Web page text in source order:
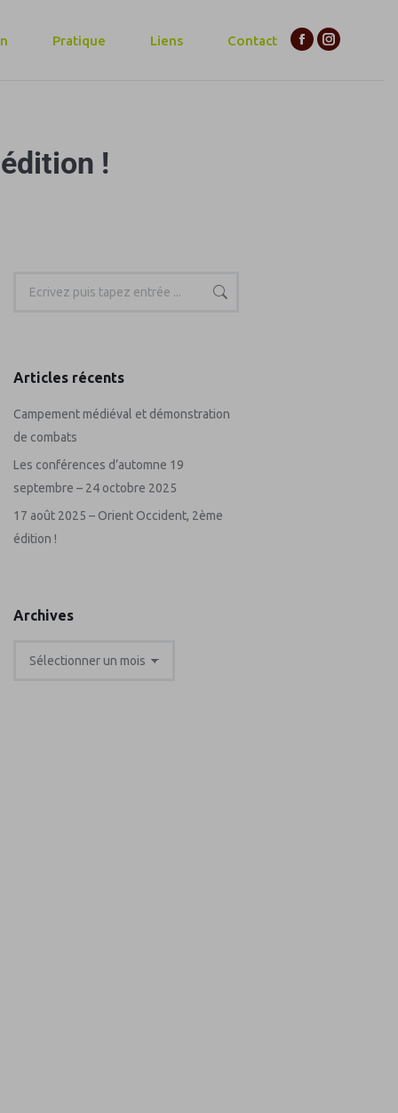
Pratique Liens Contact
!
Articles récents
Campement médiéval et démonstration
de combats
Les conférences d’automne 19
septembre – 24 octobre 2025
17 août 2025 – Orient Occident, 2ème
édition !
Archives